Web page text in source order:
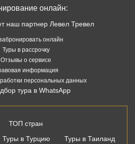
онлайн:
наш партнер Левел Тревел
онлайн
Туры в рассрочку
Отзывы о сервисе
информация
персональных данных
тура в WhatsApp
ТОП стран
Туры в Турцию
Туры в Таиланд